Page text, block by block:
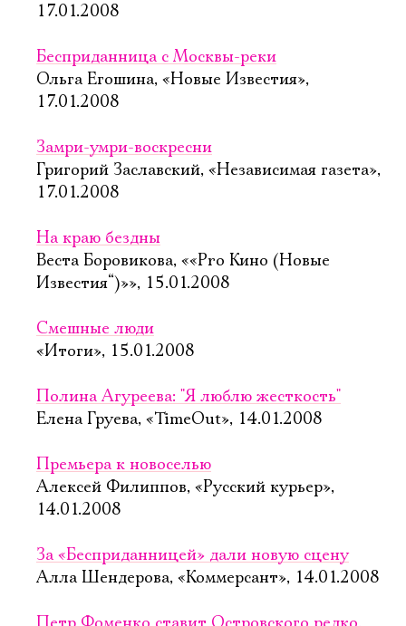
17.01.2008
Бесприданница с Москвы-реки
Ольга Егошина, «Новые Известия»,
17.01.2008
Замри-умри-воскресни
Григорий Заславский, «Независимая газета»,
17.01.2008
На краю бездны
Веста Боровикова, ««Pro Кино (Новые
Известия“)»», 15.01.2008
Смешные люди
«Итоги», 15.01.2008
Полина Агуреева: "Я люблю жесткость"
Елена Груева, «TimeOut», 14.01.2008
Премьера к новоселью
Алексей Филиппов, «Русский курьер»,
14.01.2008
За «Бесприданницей» дали новую сцену
Алла Шендерова, «Коммерсант», 14.01.2008